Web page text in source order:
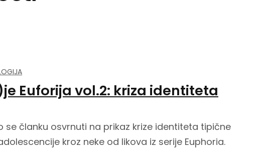
Euforija vol.2: kriza identiteta
se članku osvrnuti na prikaz krize identiteta tipične
kroz neke od likova iz serije Euphoria.